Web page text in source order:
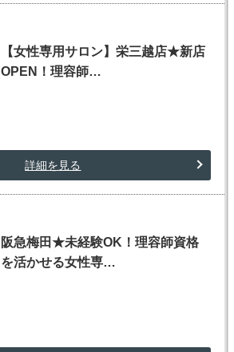
【女性専用サロン】栄三越店★新店
OPEN！理容師…
詳細を見る
阪急梅田★未経験OK！理容師資格
を活かせる女性専…